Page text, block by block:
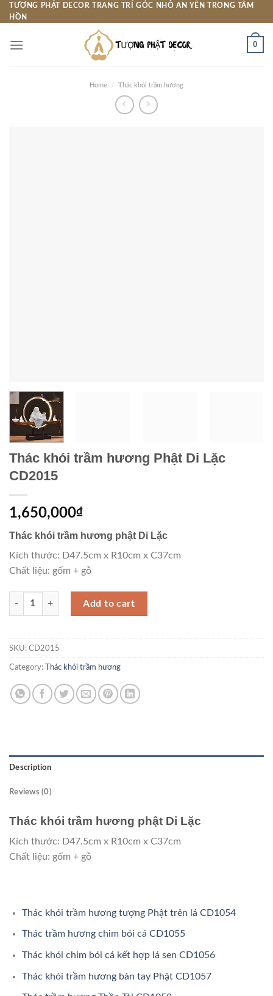
Skip
to
TƯỢNG PHẬT DECOR TRANG TRÍ GÓC NHỎ AN YÊN TRONG TÂM
HỒN
0
Home / Thác khói trầm hương
Thác khói trầm hương Phật Di Lặc
CD2015
1,650,000₫
Thác khói trầm hương phật Di Lặc
Kích thước: D47.5cm x R10cm x C37cm
Chất liệu: gốm + gỗ
Thác khói trầm hương Phật Di Lặc CD2015 quantity
Add to cart
SKU: CD2015
Category: Thác khói trầm hương
Description
Reviews (0)
Thác khói trầm hương phật Di Lặc
Kích thước: D47.5cm x R10cm x C37cm
Chất liệu: gốm + gỗ
Thác khói trầm hương tượng Phật trên lá CD1054
Thác trầm hương chim bói cá CD1055
Thác khói chim bói cá kết hợp lá sen CD1056
Thác khói trầm hương bàn tay Phật CD1057